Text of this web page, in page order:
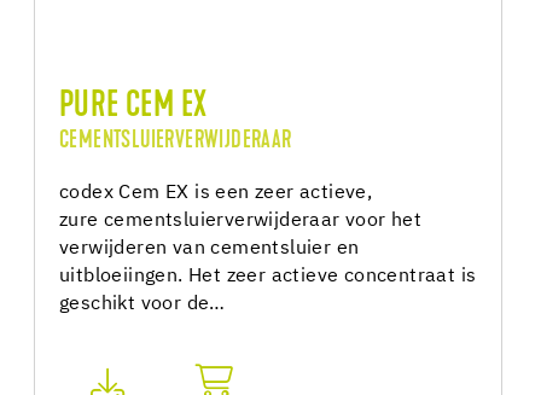
PURE CEM EX
CEMENTSLUIERVERWIJDERAAR
codex Cem EX is een zeer actieve,
zure cementsluierverwijderaar voor het
verwijderen van cementsluier en
uitbloeiingen. Het zeer actieve concentraat is
geschikt voor de…